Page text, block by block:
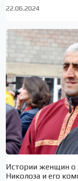
22.06.2024
Истории женщин о
Николоза и его